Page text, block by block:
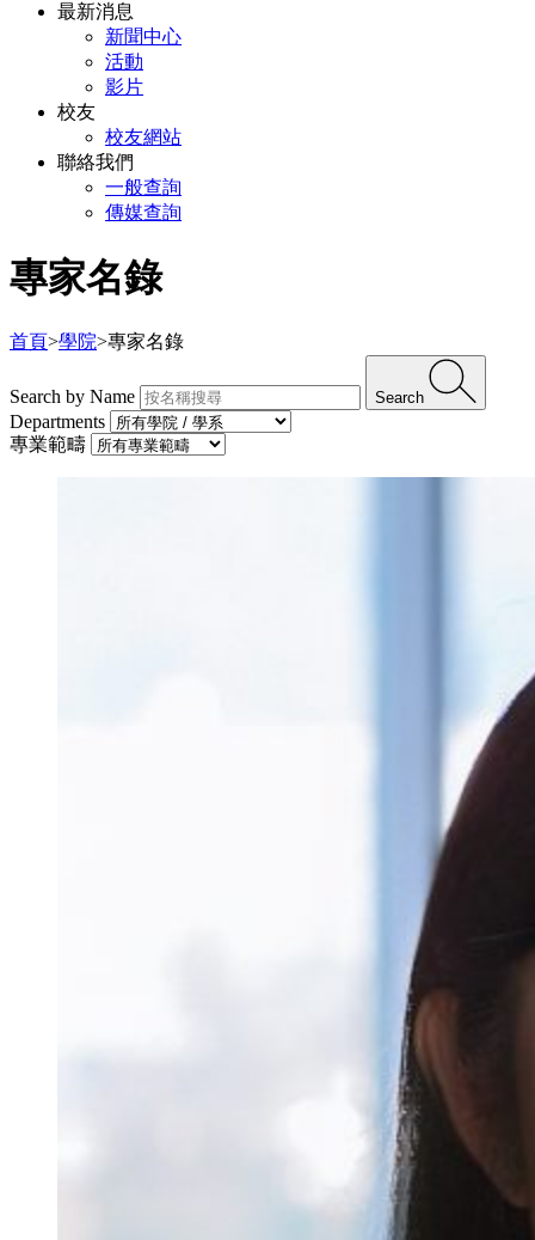
最新消息
新聞中心
活動
影片
校友
校友網站
聯絡我們
一般查詢
傳媒查詢
專家名錄
首頁>學院>專家名錄
Search by Name Search
Departments
專業範疇